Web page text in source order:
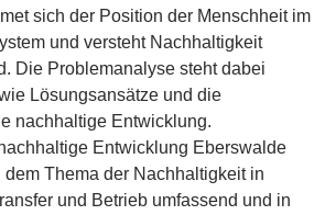
sich der Position der Menschheit im
und versteht Nachhaltigkeit
Die Problemanalyse steht dabei
Lösungsansätze und die
nachhaltige Entwicklung.
Entwicklung Eberswalde
Thema der Nachhaltigkeit in
und Betrieb umfassend und in